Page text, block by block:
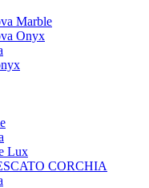
Marble
Onyx
Lux
CORCHIA